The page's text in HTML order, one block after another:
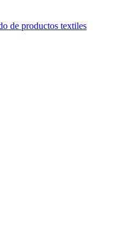
de productos textiles